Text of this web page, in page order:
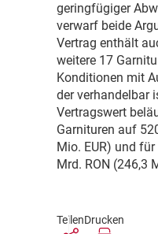
geringfügiger
verwarf beide
Vertrag enthält
weitere 17
Konditionen mit
der verhandelbar
Vertragswert
Garnituren auf
Mio. EUR) und
Mrd. RON (246,3
TeilenDrucken